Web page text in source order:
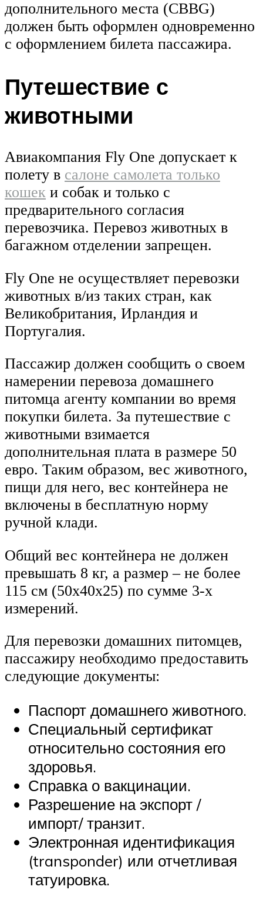
дополнительного места (CBBG)
должен быть оформлен одновременно
с оформлением билета пассажира.
Путешествие с
животными
Авиакомпания Fly One допускает к
полету в салоне самолета только
кошек и собак и только с
предварительного согласия
перевозчика. Перевоз животных в
багажном отделении запрещен.
Fly One не осуществляет перевозки
животных в/из таких стран, как
Великобритания, Ирландия и
Португалия.
Пассажир должен сообщить о своем
намерении перевоза домашнего
питомца агенту компании во время
покупки билета. За путешествие с
животными взимается
дополнительная плата в размере 50
евро. Таким образом, вес животного,
пищи для него, вес контейнера не
включены в бесплатную норму
ручной клади.
Общий вес контейнера не должен
превышать 8 кг, а размер – не более
115 см (50х40х25) по сумме 3-х
измерений.
Для перевозки домашних питомцев,
пассажиру необходимо предоставить
следующие документы:
Паспорт домашнего животного.
Специальный сертификат
относительно состояния его
здоровья.
Справка о вакцинации.
Разрешение на экспорт /
импорт/ транзит.
Электронная идентификация
(transponder) или отчетливая
татуировка.